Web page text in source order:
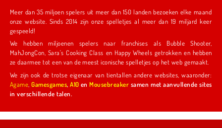
Meer dan 35 miljoen spelers uit meer dan 150 landen bezoeken elke maand
onze website. Sinds 2014 zijn onze spelletjes al meer dan 19 miljard keer
gespeeld!
We hebben miljoenen spelers naar franchises als Bubble Shooter,
MahJongCon, Sara's Cooking Class en Happy Wheels getrokken en hebben
ze daarmee tot een van de meest iconische spelletjes op het web gemaakt.
We zijn ook de trotse eigenaar van tientallen andere websites, waaronder:
Agame ,Gamesgames,A10 enMousebreaker samen met aanvullende sites
in verschillende talen.